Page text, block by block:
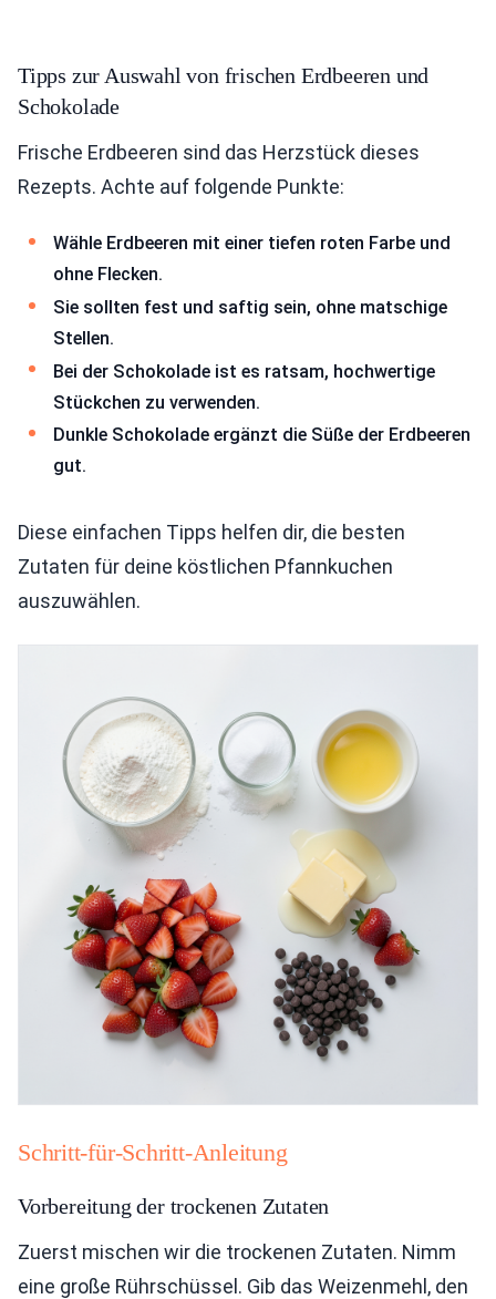
Tipps zur Auswahl von frischen Erdbeeren und
Schokolade
Frische Erdbeeren sind das Herzstück dieses
Rezepts. Achte auf folgende Punkte:
Wähle Erdbeeren mit einer tiefen roten Farbe und
ohne Flecken.
Sie sollten fest und saftig sein, ohne matschige
Stellen.
Bei der Schokolade ist es ratsam, hochwertige
Stückchen zu verwenden.
Dunkle Schokolade ergänzt die Süße der Erdbeeren
gut.
Diese einfachen Tipps helfen dir, die besten
Zutaten für deine köstlichen Pfannkuchen
auszuwählen.
Schritt-für-Schritt-Anleitung
Vorbereitung der trockenen Zutaten
Zuerst mischen wir die trockenen Zutaten. Nimm
eine große Rührschüssel. Gib das Weizenmehl, den